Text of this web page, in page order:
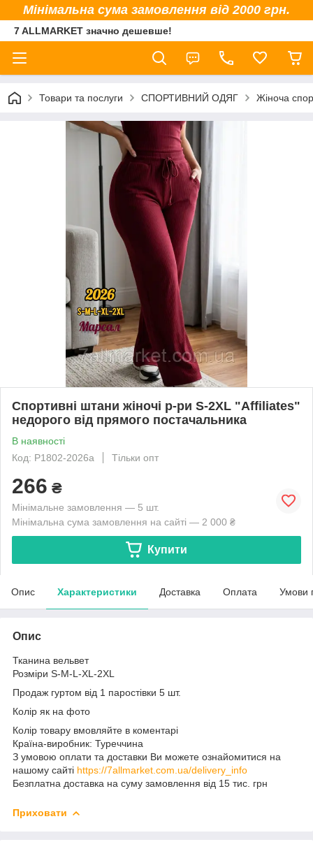
Мінімальна сума замовлення від 2000 грн.
7 ALLMARKET значно дешевше!
Товари та послуги СПОРТИВНИЙ ОДЯГ Жіноча
Спортивні штани жіночі р-ри S-2XL "Affiliates"
недорого від прямого постачальника
В наявності
Код: P1802-2026a
Тільки опт
266 ₴
Мінімальне замовлення — 5 шт.
Мінімальна сума замовлення на сайті — 2 000 ₴
Купити
Опис Характеристики Доставка Оплата Умови
Опис
Тканина вельвет
Розміри S-M-L-XL-2XL
Продаж гуртом від 1 паростівки 5 шт.
Колір як на фото
Колір товару вмовляйте в коментарі
Країна-виробник: Туреччина
З умовою оплати та доставки Ви можете ознайомитися на
нашому сайті https://7allmarket.com.ua/delivery_info
Безплатна доставка на суму замовлення від 15 тис. грн
Приховати